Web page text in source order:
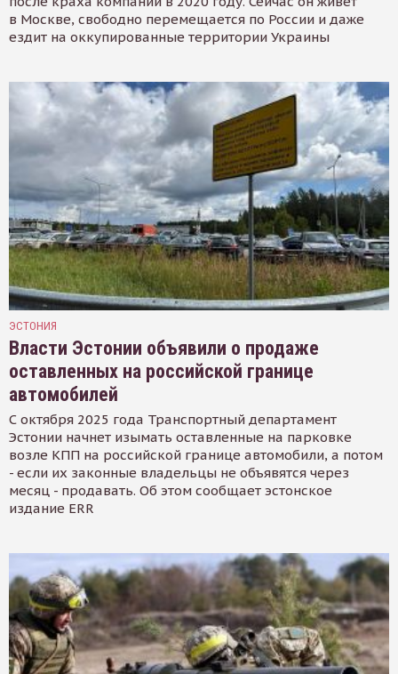
в Москве, свободно перемещается по России и даже
ездит на оккупированные территории Украины
ЭСТОНИЯ
Власти Эстонии объявили о продаже
оставленных на российской границе
автомобилей
С октября 2025 года Транспортный департамент
Эстонии начнет изымать оставленные на парковке
возле КПП на российской границе автомобили, а потом
- если их законные владельцы не объявятся через
месяц - продавать. Об этом сообщает эстонское
издание ERR